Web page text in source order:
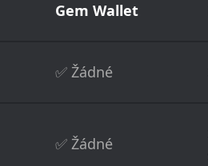
Gem Wallet
✅ Žádné
✅ Žádné